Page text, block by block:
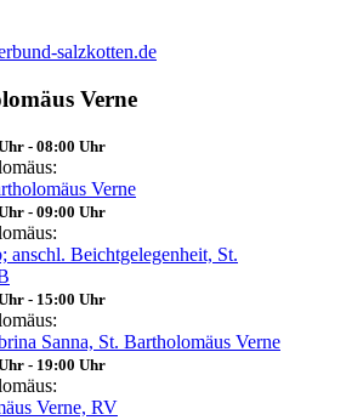
salzkotten.de
Verne
- 08:00 Uhr
Verne
- 09:00 Uhr
anschl. Beichtgelegenheit, St.
- 15:00 Uhr
Sanna, St. Bartholomäus Verne
- 19:00 Uhr
Verne, RV